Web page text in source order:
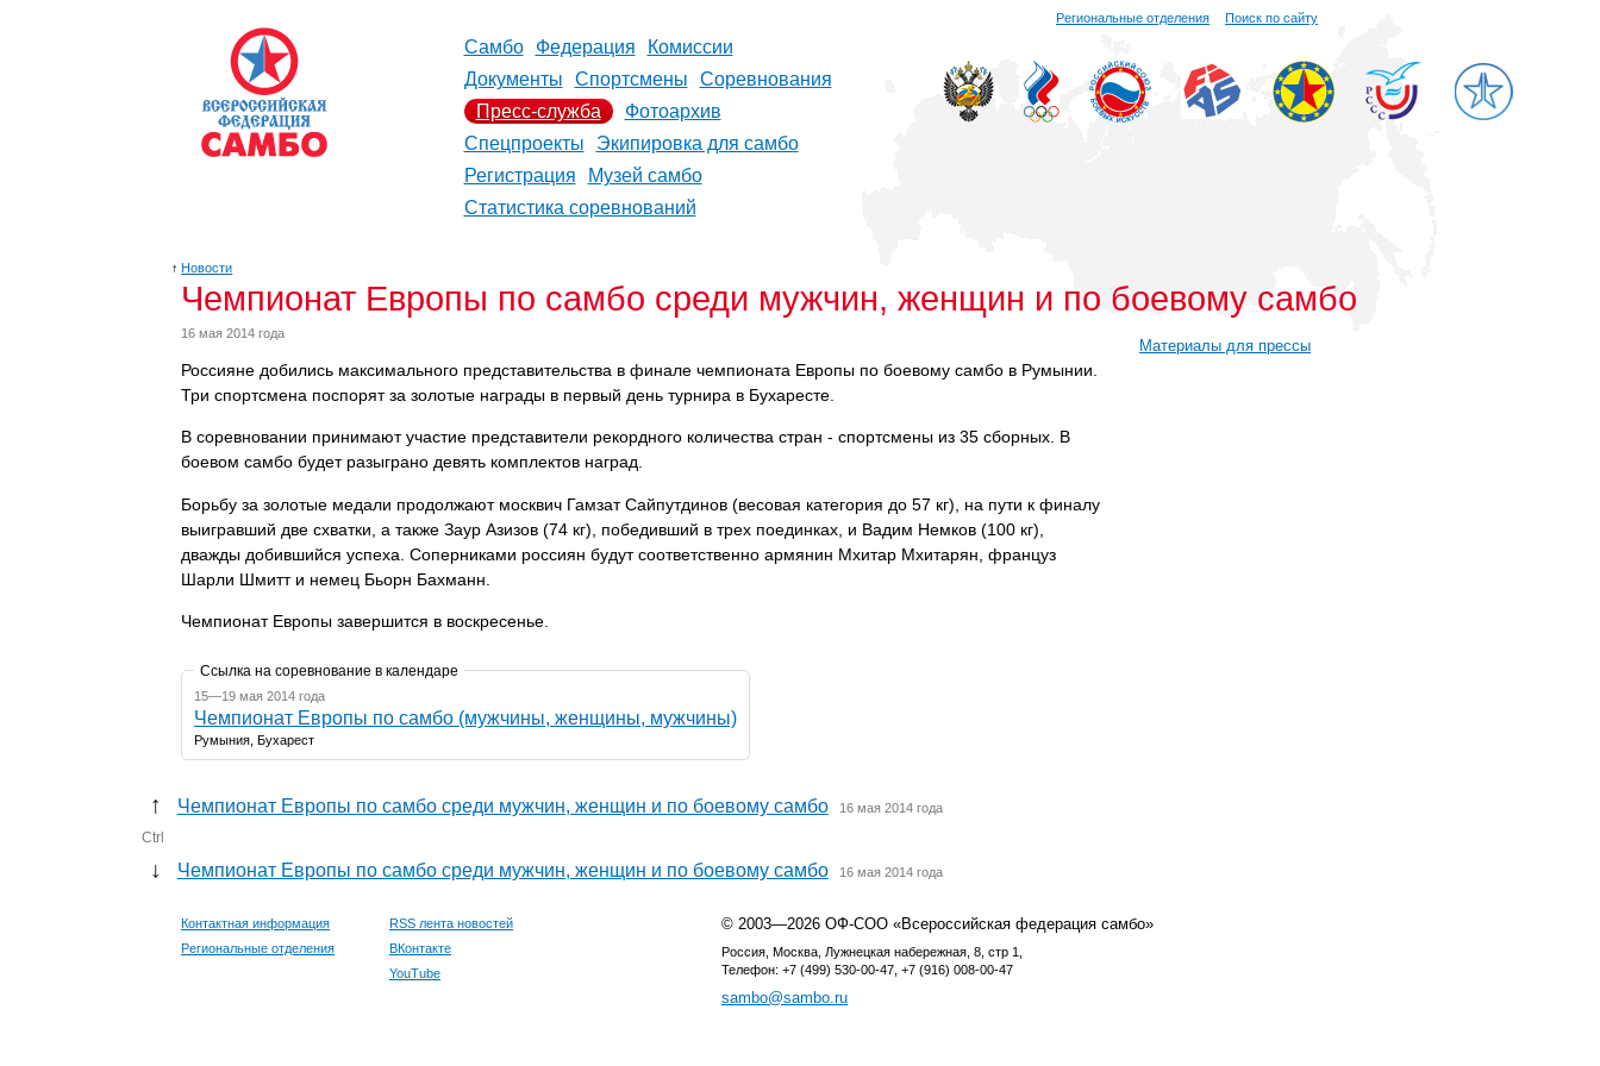
Региональные отделения Поиск по сайту
Самбо Федерация
Комиссии
Документы
Спортсмены
Соревнования
Пресс-служба
Фотоархив
Спецпроекты
Экипировка для самбо
Регистрация
Музей самбо
Статистика соревнований
↑ Новости
Чемпионат Европы по самбо среди мужчин, женщин и по боевому самбо
16 мая 2014 года
Россияне добились максимального представительства в финале чемпионата Европы по боевому самбо в Румынии.
Три спортсмена поспорят за золотые награды в первый день турнира в Бухаресте.
В соревновании принимают участие представители рекордного количества стран - спортсмены из 35 сборных. В
боевом самбо будет разыграно девять комплектов наград.
Борьбу за золотые медали продолжают москвич Гамзат Сайпутдинов (весовая категория до 57 кг), на пути к финалу
выигравший две схватки, а также Заур Азизов (74 кг), победивший в трех поединках, и Вадим Немков (100 кг),
дважды добившийся успеха. Соперниками россиян будут соответственно армянин Мхитар Мхитарян, француз
Шарли Шмитт и немец Бьорн Бахманн.
Чемпионат Европы завершится в воскресенье.
Ссылка на соревнование в календаре
15—19 мая 2014 года
Чемпионат Европы по самбо (мужчины, женщины, мужчины)
Румыния, Бухарест
↑ Чемпионат Европы по самбо среди мужчин, женщин и по боевому самбо 16 мая 2014 года
Ctrl
↓ Чемпионат Европы по самбо среди мужчин, женщин и по боевому самбо 16 мая 2014 года
Материалы для прессы
Контактная информация
Региональные отделения
RSS лента новостей
ВКонтакте
YouTube
© 2003—2026 ОФ-СОО «Всероссийская федерация самбо»
Россия, Москва, Лужнецкая набережная, 8, стр 1,
Телефон: +7 (499) 530-00-47, +7 (916) 008-00-47
sambo@sambo.ru